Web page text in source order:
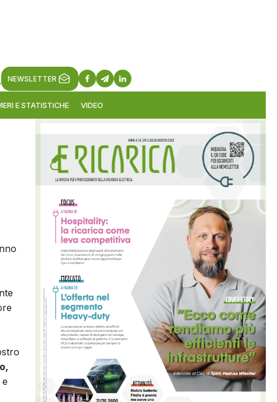
NEWSLETTER
E STATISTICHE VIDEO